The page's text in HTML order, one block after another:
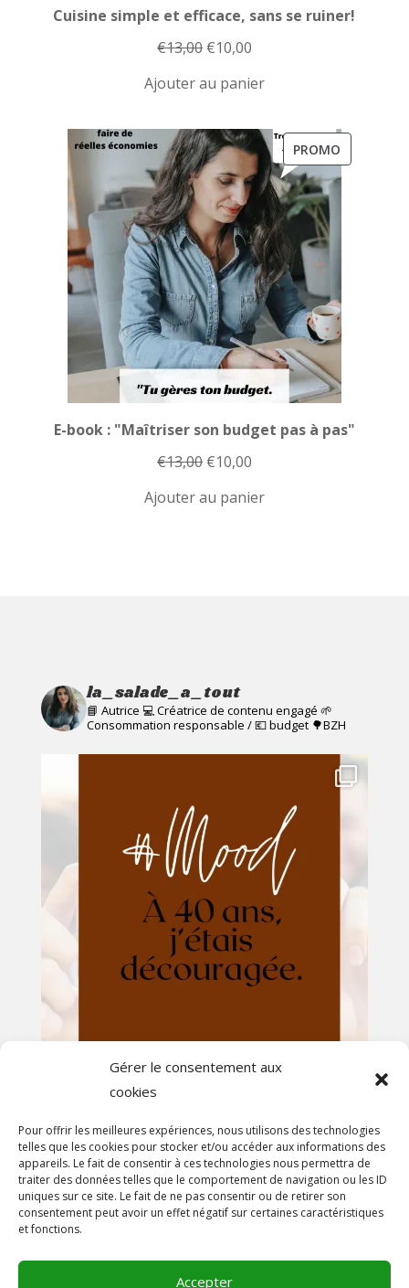
Gérer le consentement aux
cookies
Pour offrir les meilleures expériences, nous utilisons des technologies
telles que les cookies pour stocker et/ou accéder aux informations des
appareils. Le fait de consentir à ces technologies nous permettra de
traiter des données telles que le comportement de navigation ou les ID
uniques sur ce site. Le fait de ne pas consentir ou de retirer son
consentement peut avoir un effet négatif sur certaines caractéristiques
et fonctions.
Accepter
Cuisine simple et efficace, sans se ruiner!
€13,00 Le
initial
€13,00.
€10,00Le
€10,00.
Ajouter au panier
PROMO
EN
E-book : "Maîtriser son budget pas à pas"
€13,00 Le
initial
€10,00Le
Ajouter au panier
la_salade_a_tout
📘 Autrice 💻 Créatrice de contenu engagé 🌱
Consommation responsable / 💶 budget🌳BZH
En savoir plus
A propos
On parle de nous!
Contact